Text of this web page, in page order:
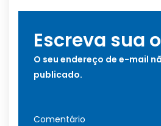
Escreva sua
O seu endereço de e-mail
publicado.
Comentário